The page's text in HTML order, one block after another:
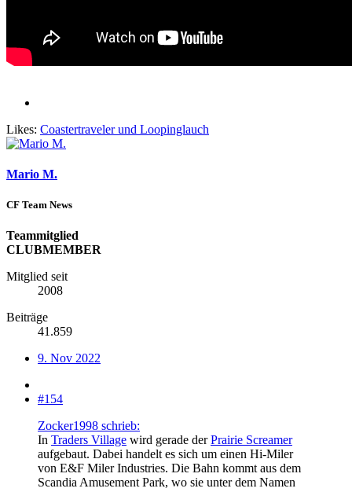
Likes: Coastertravelerund Loopinglauch
Mario M.
CF Team News
Teammitglied
CLUBMEMBER
Mitglied seit
2008
Beiträge
41.859
9. Nov 2022
#154
Zocker1998 schrieb:
In Traders Village wird gerade derPrairie Screamer
aufgebaut. Dabei handelt es sich um einen Hi-Miler
von E&F Miler Industries. Die Bahn kommt aus dem
Scandia Amusement Park, wo sie unter dem Namen